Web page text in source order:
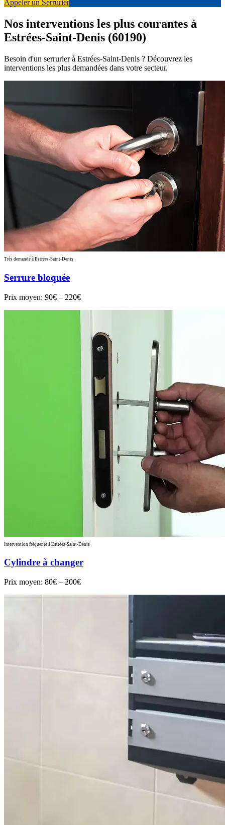
Appeler un Serrurier
Nos interventions les plus courantes à
Estrées-Saint-Denis (60190)
Besoin d'un serrurier à Estrées-Saint-Denis ? Découvrez les
interventions les plus demandées dans votre secteur.
Très demandé à Estrées-Saint-Denis
Serrure bloquée
Prix moyen: 90€ – 220€
Intervention fréquente à Estrées-Saint-Denis
Cylindre à changer
Prix moyen: 80€ – 200€